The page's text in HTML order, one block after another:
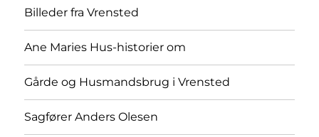
Billeder fra Vrensted
Ane Maries Hus-historier om
Gårde og Husmandsbrug i Vrensted
Sagfører Anders Olesen